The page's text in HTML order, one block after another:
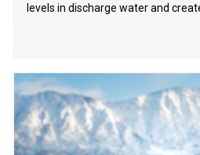
levels in discharge water and